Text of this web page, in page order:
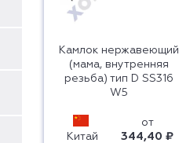
Камлок нержавеющий
(мама, внутренняя
резьба) тип D SS316
W5
Китай
от
344,40 ₽